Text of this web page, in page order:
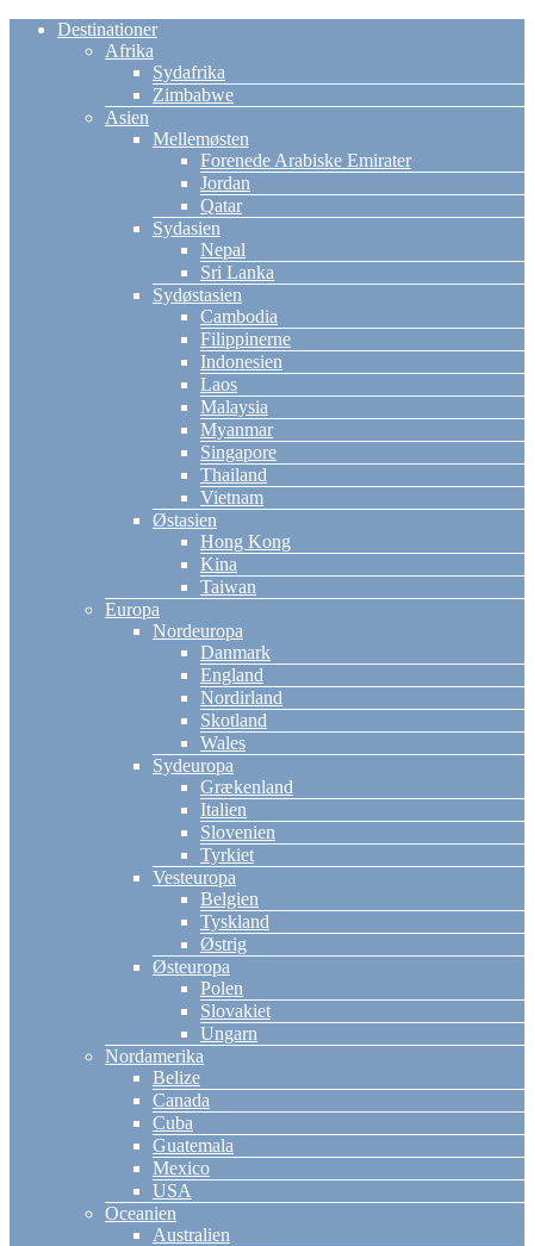
Destinationer
Afrika
Sydafrika
Zimbabwe
Asien
Mellemøsten
Forenede Arabiske Emirater
Jordan
Qatar
Sydasien
Nepal
Sri Lanka
Sydøstasien
Cambodia
Filippinerne
Indonesien
Laos
Malaysia
Myanmar
Singapore
Thailand
Vietnam
Østasien
Hong Kong
Kina
Taiwan
Europa
Nordeuropa
Danmark
England
Nordirland
Skotland
Wales
Sydeuropa
Grækenland
Italien
Slovenien
Tyrkiet
Vesteuropa
Belgien
Tyskland
Østrig
Østeuropa
Polen
Slovakiet
Ungarn
Nordamerika
Belize
Canada
Cuba
Guatemala
Mexico
USA
Oceanien
Australien